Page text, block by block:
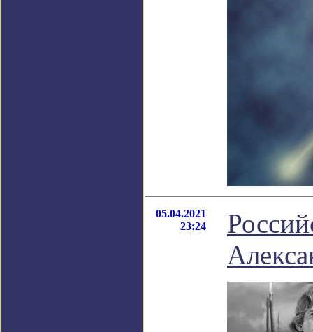
05.04.2021
23:24